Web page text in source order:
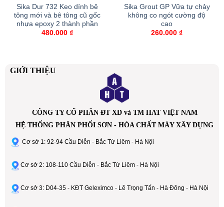
Sika Dur 732 Keo dính bê
tông mới và bê tông cũ gốc
nhựa epoxy 2 thành phần
480.000 ₫
Sika Grout GP Vữa tự chảy
không co ngót cường độ
cao
260.000 ₫
GIỚI THIỆU
CÔNG TY CỔ PHẦN ĐT XD và TM HAT VIỆT NAM
HỆ THỐNG PHÂN PHỐI SƠN - HÓA CHẤT MÁY XÂY DỰNG
Cơ sở 1: 92-94 Cầu Diễn - Bắc Từ Liêm - Hà Nội
Cơ sở 2: 108-110 Cầu Diễn - Bắc Từ Liêm - Hà Nội
Cơ sở 3: D04-35 - KĐT Geleximco - Lê Trọng Tấn - Hà Đông - Hà Nội